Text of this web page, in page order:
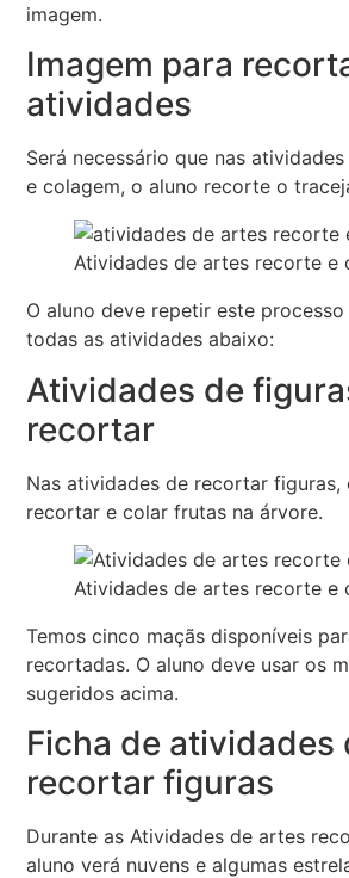
imagem.
Imagem para
atividades
Será necessário que nas
e colagem, o aluno recorte o
Atividades de artes recorte e
O aluno deve repetir este
todas as atividades abaixo:
Atividades de
recortar
Nas atividades de recortar figuras,
recortar e colar frutas na árvore.
Atividades de artes recorte e
Temos cinco maçãs disponíveis
recortadas. O aluno deve usar os
sugeridos acima.
Ficha de atividades
recortar figuras
Durante as Atividades de artes
aluno verá nuvens e algumas